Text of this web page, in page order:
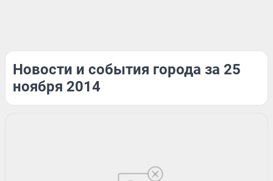
Новости и события города за 25
ноября 2014